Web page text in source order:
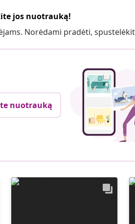
jos nuotrauką!
Norėdami pradėti,
nuotrauką